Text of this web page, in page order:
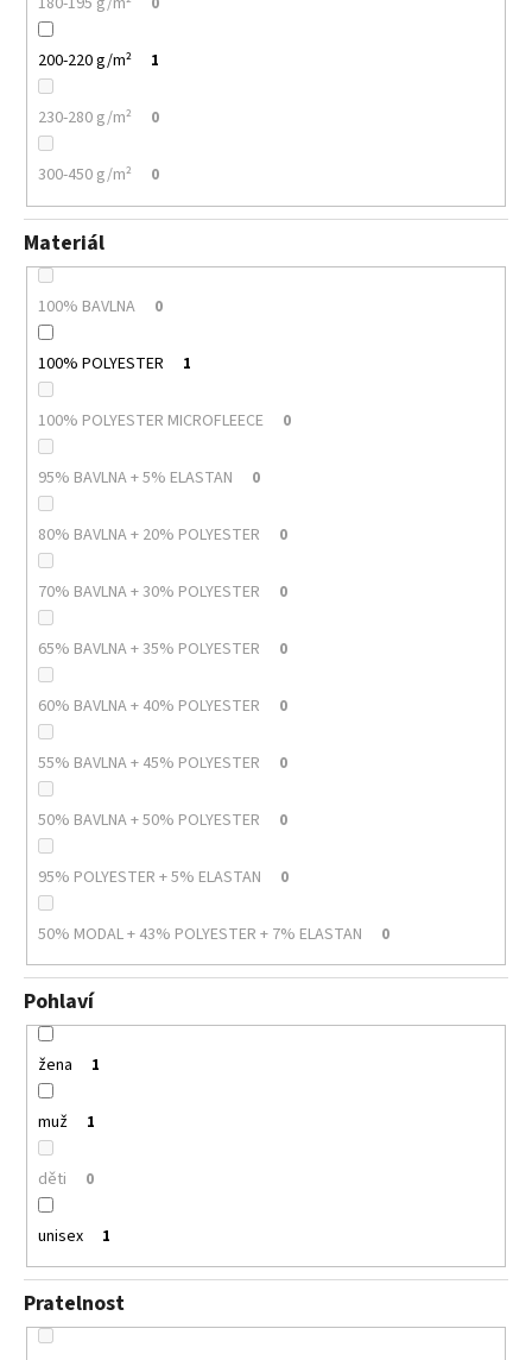
200-220 g/m² 1
230-280 g/m² 0
300-450 g/m² 0
Materiál
100% BAVLNA 0
100% POLYESTER 1
100% POLYESTER MICROFLEECE 0
95% BAVLNA + 5% ELASTAN 0
80% BAVLNA + 20% POLYESTER 0
70% BAVLNA + 30% POLYESTER 0
65% BAVLNA + 35% POLYESTER 0
60% BAVLNA + 40% POLYESTER 0
55% BAVLNA + 45% POLYESTER 0
50% BAVLNA + 50% POLYESTER 0
95% POLYESTER + 5% ELASTAN 0
50% MODAL + 43% POLYESTER + 7% ELASTAN 0
Pohlaví
žena 1
muž 1
děti 0
unisex 1
Pratelnost